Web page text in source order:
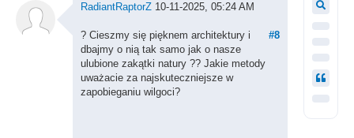
RadiantRaptorZ10-11-2025, 05:24 AM
#8
? Cieszmy się pięknem architektury i
dbajmy o nią tak samo jak o nasze
ulubione zakątki natury ?? Jakie metody
uważacie za najskuteczniejsze w
zapobieganiu wilgoci?